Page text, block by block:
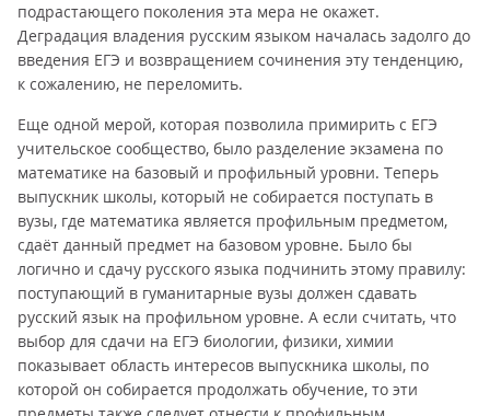
подрастающего поколения эта мера не окажет.
Деградация владения русским языком началась задолго до
введения ЕГЭ и возвращением сочинения эту тенденцию,
к сожалению, не переломить.
Еще одной мерой, которая позволила примирить с ЕГЭ
учительское сообщество, было разделение экзамена по
математике на базовый и профильный уровни. Теперь
выпускник школы, который не собирается поступать в
вузы, где математика является профильным предметом,
сдаёт данный предмет на базовом уровне. Было бы
логично и сдачу русского языка подчинить этому правилу:
поступающий в гуманитарные вузы должен сдавать
русский язык на профильном уровне. А если считать, что
выбор для сдачи на ЕГЭ биологии, физики, химии
показывает область интересов выпускника школы, по
которой он собирается продолжать обучение, то эти